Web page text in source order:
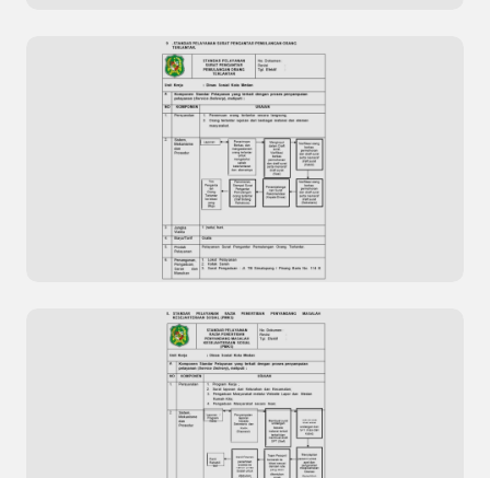
Pengolahan Data Kepuasan Masyarakat Situs
Resmi Dinas Kesehatan Kota Dumai
Standar Pelayanan Surat Pengantar